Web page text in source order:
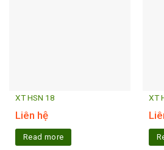
XT HSN 18
Liên hệ
Read more
XT